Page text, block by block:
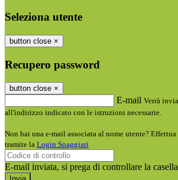
Seleziona utente
button close ×
Recupero password
button close ×
E-mail Verrà
all'indirizzo indicato con le istruzioni necessarie.
Non hai una e-mail associata al nome utente?
tramite la Login Spaggiari
E-mail inviata, si prega di controllare la